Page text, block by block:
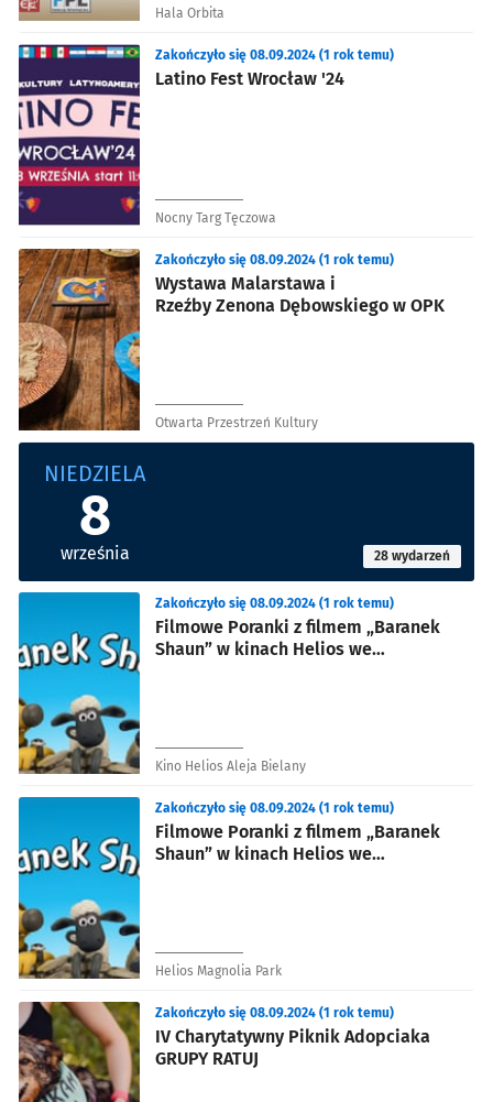
Hala Orbita
Latino Fest Wrocław '24
Zakończyło się 08.09.2024 (1 rok temu)
Nocny Targ Tęczowa
Wystawa Malarstawa i
Rzeźby Zenona Dębowskiego w OPK
Zakończyło się 08.09.2024 (1 rok temu)
Otwarta Przestrzeń Kultury
NIEDZIELA
8
września 28 wydarzeń
Filmowe Poranki z filmem „Baranek
Shaun” w kinach Helios we
Zakończyło się 08.09.2024 (1 rok temu)
Kino Helios Aleja Bielany
Filmowe Poranki z filmem „Baranek
Shaun” w kinach Helios we
Zakończyło się 08.09.2024 (1 rok temu)
Helios Magnolia Park
IV Charytatywny Piknik Adopciaka
GRUPY RATUJ
Zakończyło się 08.09.2024 (1 rok temu)